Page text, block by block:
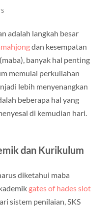
adalah langkah besar
dan kesempatan
banyak hal penting
memulai perkuliahan
lebih menyenangkan
beberapa hal yang
di kemudian hari.
dan Kurikulum
diketahui maba
gates of hades slot
sistem penilaian, SKS